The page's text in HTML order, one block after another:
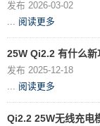
发布 2026-03-02
... 阅读更多
25W Qi2.2 有什么新
发布 2025-12-18
... 阅读更多
Qi2.2 25W无线充电